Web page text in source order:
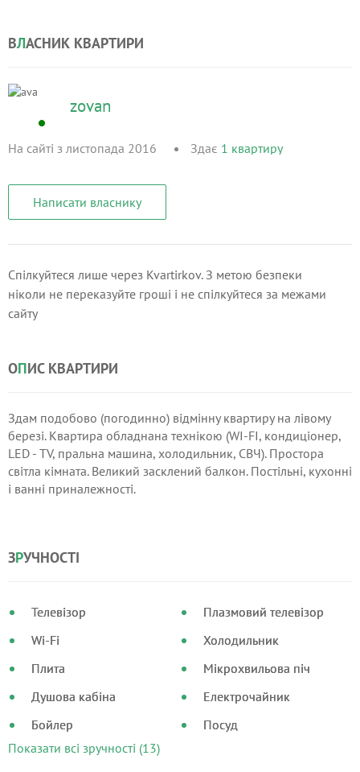
ВЛАСНИК КВАРТИРИ
zovan
На сайті з листопада 2016 Здає 1 квартиру
Написати власнику
Спілкуйтеся лише через Kvartirkov. З метою безпеки
ніколи не переказуйте гроші і не спілкуйтеся за межами
сайту
ОПИС КВАРТИРИ
Здам подобово (погодинно) відмінну квартиру на лівому
березі. Квартира обладнана технікою (WI-FI, кондиціонер,
LED - TV, пральна машина, холодильник, СВЧ). Простора
світла кімната. Великий засклений балкон. Постільні, кухонні
і ванні приналежності.
ЗРУЧНОСТІ
Телевізор
Wi-Fi
Плита
Душова кабіна
Бойлер
Плазмовий телевізор
Холодильник
Мікрохвильова піч
Електрочайник
Посуд
Показати всі зручності (13)